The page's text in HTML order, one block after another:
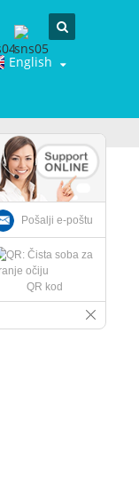
English
Pošalji e-poštu
QR kod